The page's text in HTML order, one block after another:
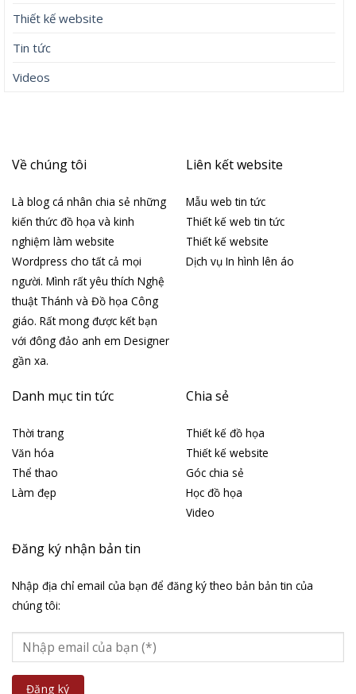
Thiết kế website
Tin tức
Videos
Về chúng tôi
Là blog cá nhân chia sẻ những
kiến thức đồ họa và kinh
nghiệm làm website
Wordpress cho tất cả mọi
người. Mình rất yêu thích Nghệ
thuật Thánh và Đồ họa Công
giáo. Rất mong được kết bạn
với đông đảo anh em Designer
gần xa.
Liên kết website
Mẫu web tin tức
Thiết kế web tin tức
Thiết kế website
Dịch vụ In hình lên áo
Danh mục tin tức
Thời trang
Văn hóa
Thể thao
Làm đẹp
Chia sẻ
Thiết kế đồ họa
Thiết kế website
Góc chia sẻ
Học đồ họa
Video
Đăng ký nhận bản tin
Nhập địa chỉ email của bạn để đăng ký theo bản bản tin của
chúng tôi: